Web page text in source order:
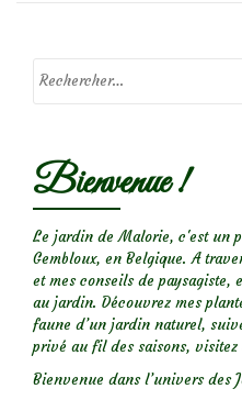
Bienvenue !
Le jardin de Malorie, c'est un
Gembloux, en Belgique. A
et mes conseils de paysagiste,
au jardin. Découvrez mes
faune d’un jardin naturel,
privé au fil des saisons, visitez
Bienvenue dans l’univers des